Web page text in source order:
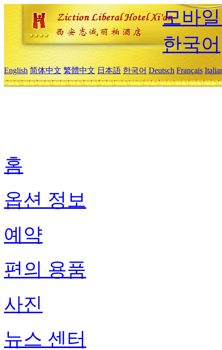
모바
한국어
English 简体中文 繁體中文 日本語 한국어 Deutsch Français
홈
옵션 정보
예약
편의 용품
사진
뉴스 센터